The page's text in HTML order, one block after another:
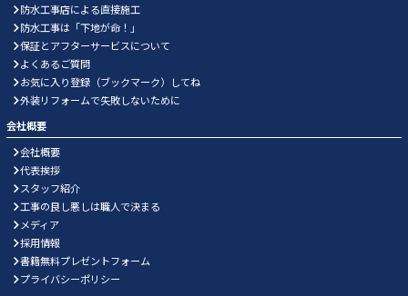
防水工事店による直接施工
防水工事は「下地が命！」
保証とアフターサービスについて
よくあるご質問
お気に入り登録（ブックマーク）してね
外装リフォームで失敗しないために
会社概要
会社概要
代表挨拶
スタッフ紹介
工事の良し悪しは職人で決まる
メディア
採用情報
書籍無料プレゼントフォーム
プライバシーポリシー